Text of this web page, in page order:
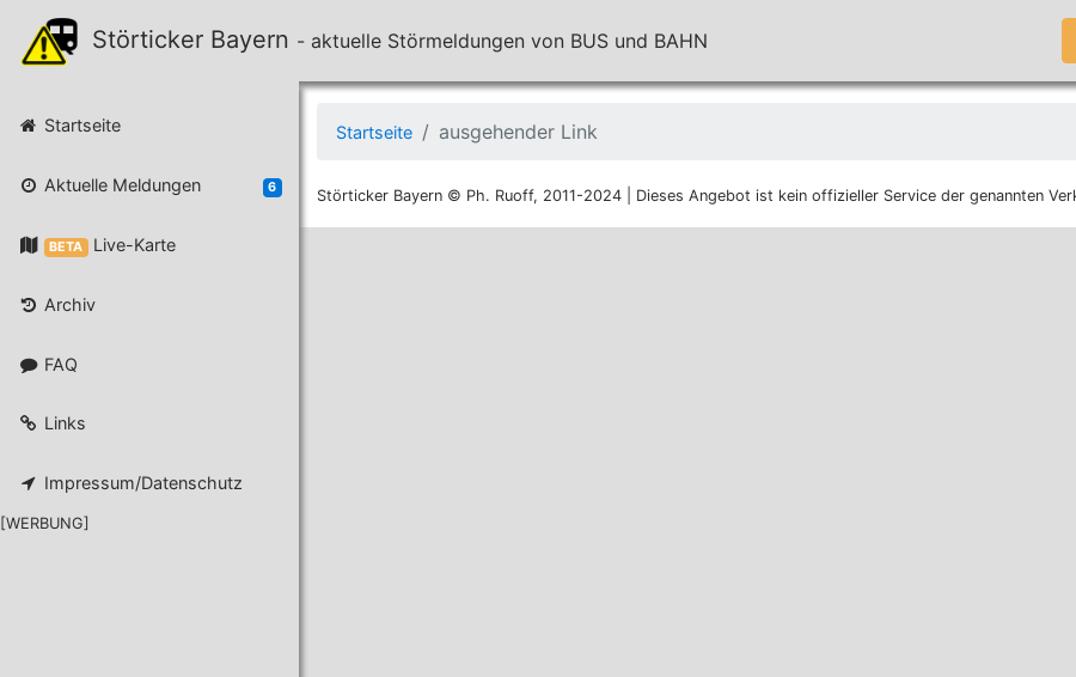
Störticker Bayern - aktuelle Störmeldungen von BUS und BAHN
Startseite
Aktuelle Meldungen 6
BETA Live-Karte
Archiv
FAQ
Links
Impressum/Datenschutz
[WERBUNG]
Startseite ausgehender Link
Störticker Bayern © Ph. Ruoff, 2011-2024 | Dieses Angebot ist kein offizieller Service der genannten